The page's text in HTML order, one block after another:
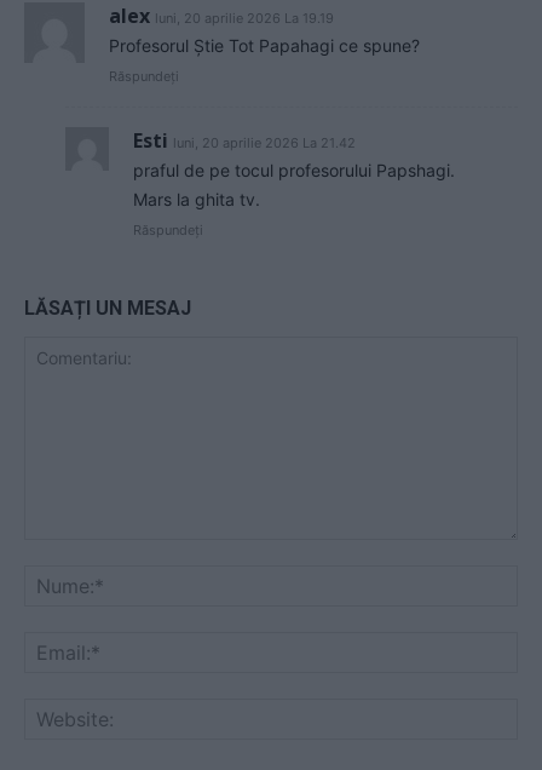
alex luni, 20 aprilie 2026 La 19.19
Profesorul Știe Tot Papahagi ce spune?
Răspundeți
Esti luni, 20 aprilie 2026 La 21.42
praful de pe tocul profesorului Papshagi.
Mars la ghita tv.
Răspundeți
LĂSAȚI UN MESAJ